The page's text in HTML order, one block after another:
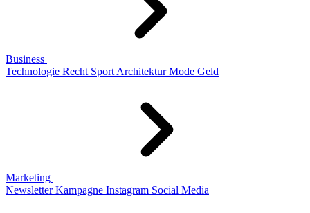
Business
Technologie Recht Sport Architektur Mode Geld
Marketing
Newsletter Kampagne Instagram Social Media